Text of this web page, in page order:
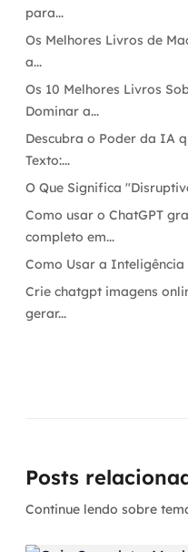
para...
Os Melhores Livros de
a...
Os 10 Melhores Livros
Dominar a...
Descubra o Poder da IA
Texto:...
O Que Significa
Como usar o ChatGPT
completo em...
Como Usar a
Crie chatgpt imagens
gerar...
Posts
Continue lendo sobre